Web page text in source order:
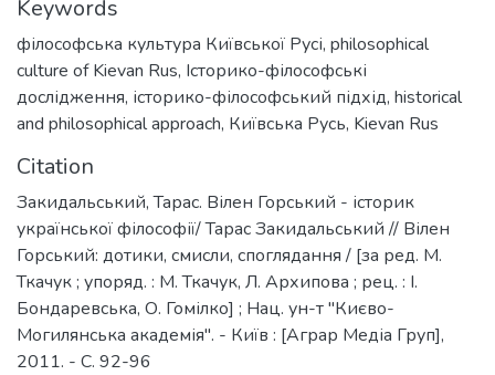
Keywords
філософська культура Київської Русі, philosophical
culture of Kievan Rus, Історико-філософські
дослідження, історико-філософський підхід, historical
and philosophical approach, Київська Русь, Kievan Rus
Citation
Закидальський, Тарас. Вілен Горський - історик
української філософії/ Тарас Закидальський // Вілен
Горський: дотики, смисли, споглядання / [за ред. М.
Ткачук ; упоряд. : М. Ткачук, Л. Архипова ; рец. : І.
Бондаревська, О. Гомілко] ; Нац. ун-т "Києво-
Могилянська академія". - Київ : [Аграр Медіа Груп],
2011. - C. 92-96